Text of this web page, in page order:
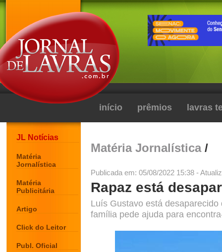
início prêmios lavras
JL Notícias
Matéria
Jornalística
Matéria
Publicitária
Artigo
Click do Leitor
Publ. Oficial
Matéria Jornalística/
Publicada em: 05/08/2022 15:38 -
Rapaz está
Luís Gustavo está
família pede ajuda para